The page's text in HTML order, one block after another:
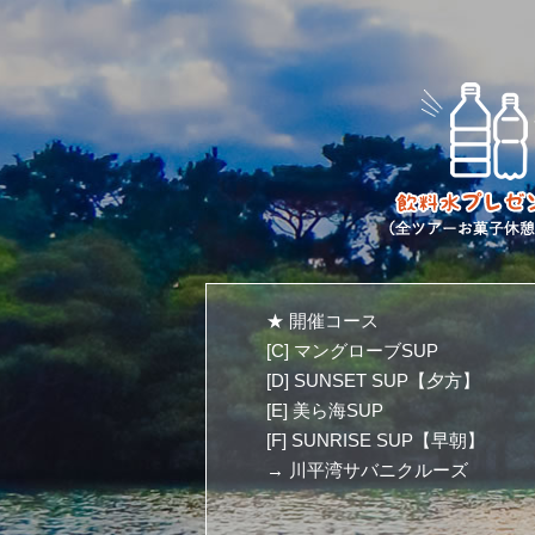
★ 開催コース
[C] マングローブSUP
[D] SUNSET SUP【夕方】
[E] 美ら海SUP
[F] SUNRISE SUP【早朝】
→ 川平湾サバニクルーズ